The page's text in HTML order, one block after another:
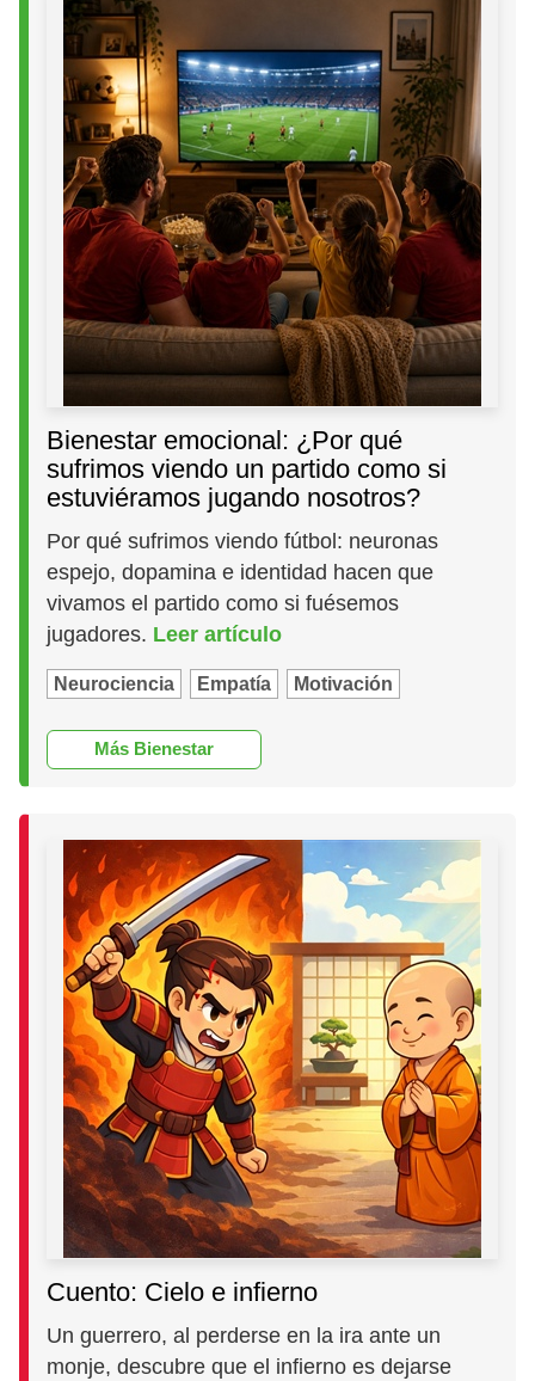
Bienestar emocional: ¿Por qué
sufrimos viendo un partido como si
estuviéramos jugando nosotros?
Por qué sufrimos viendo fútbol: neuronas
espejo, dopamina e identidad hacen que
vivamos el partido como si fuésemos
jugadores. Leer artículo
Neurociencia Empatía Motivación
Más Bienestar
Cuento: Cielo e infierno
Un guerrero, al perderse en la ira ante un
monje, descubre que el infierno es dejarse